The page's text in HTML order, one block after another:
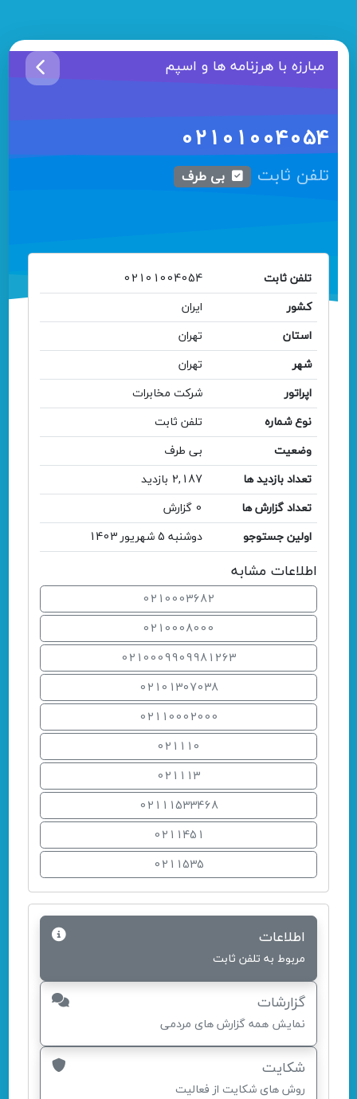
مبارزه با هرزنامه ها و اسپم
02101004054
تلفن ثابت بی طرف
تلفن ثابت
02101004054
کشور
ایران
استان
تهران
شهر
تهران
اپراتور
شرکت مخابرات
نوع شماره
تلفن ثابت
وضعیت
بی طرف
تعداد بازدید ها
2,187 بازدید
تعداد گزارش ها
0 گزارش
اولین جستوجو
دوشنبه 5 شهریور 1403
اطلاعات مشابه
0210003682
0210008000
0210009909981263
02101307038
02110002000
021110
021113
02111533468
0211451
0211535
اطلاعات
مربوط به تلفن ثابت
گزارشات
نمایش همه گزارش های مردمی
شکایت
روش های شکایت از فعالیت